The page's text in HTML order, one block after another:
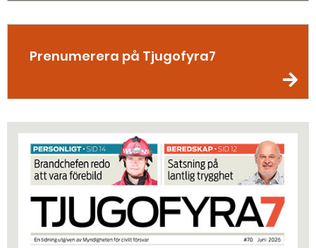
Prenumerera på Tjugofyra7